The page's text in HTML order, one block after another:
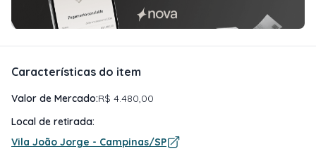
Características do item
Valor de Mercado:R$ 4.480,00
Local de retirada:
Vila João Jorge - Campinas/SP